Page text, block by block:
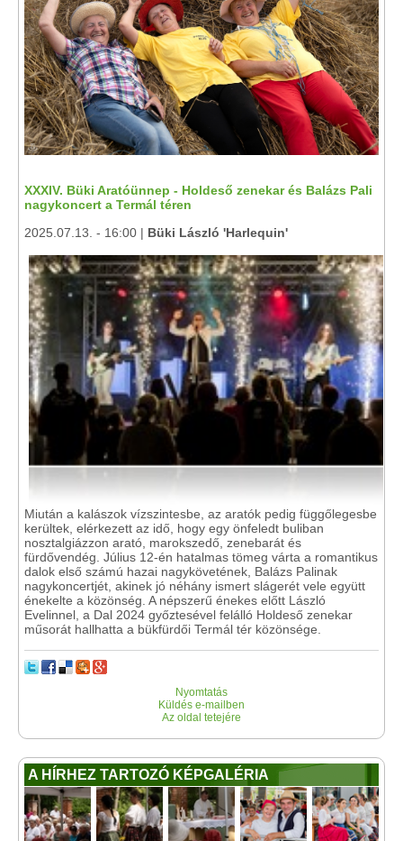
XXXIV. Büki Aratóünnep - Holdeső zenekar és Balázs Pali
nagykoncert a Termál téren
2025.07.13. - 16:00 | Büki László 'Harlequin'
Miután a kalászok vízszintesbe, az aratók pedig függőlegesbe
kerültek, elérkezett az idő, hogy egy önfeledt buliban
nosztalgiázzon arató, marokszedő, zenebarát és
fürdővendég. Július 12-én hatalmas tömeg várta a romantikus
dalok első számú hazai nagykövetének, Balázs Palinak
nagykoncertjét, akinek jó néhány ismert slágerét vele együtt
énekelte a közönség. A népszerű énekes előtt László
Evelinnel, a Dal 2024 győztesével felálló Holdeső zenekar
műsorát hallhatta a bükfürdői Termál tér közönsége.
Nyomtatás
Küldés e-mailben
Az oldal tetejére
A HÍRHEZ TARTOZÓ KÉPGALÉRIA